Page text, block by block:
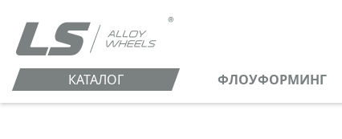
КАТАЛОГ ФЛОУФОРМИНГ